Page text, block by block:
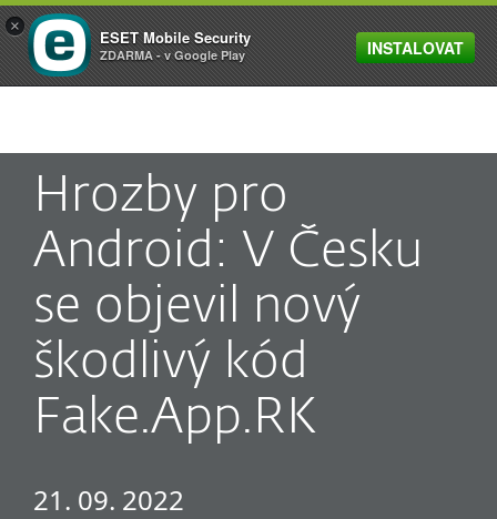
MENU
Hrozby pro
Android: V Česku
se objevil nový
škodlivý kód
Fake.App.RK
21. 09. 2022
×
ESET Mobile Security
ZDARMA - v Google Play INSTALOVAT